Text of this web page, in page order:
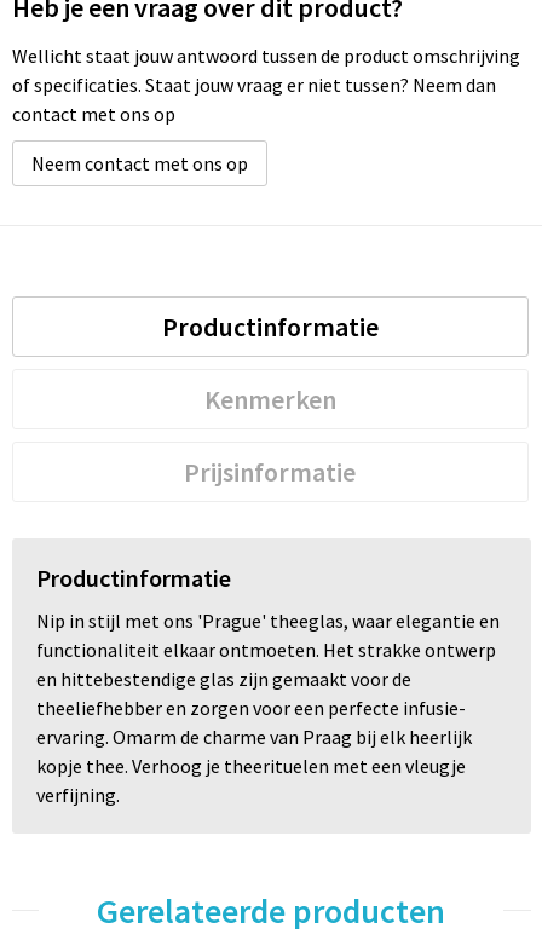
Heb je een vraag over dit product?
Wellicht staat jouw antwoord tussen de product omschrijving
of specificaties. Staat jouw vraag er niet tussen? Neem dan
contact met ons op
Neem contact met ons op
Productinformatie
Kenmerken
Prijsinformatie
Productinformatie
Nip in stijl met ons 'Prague' theeglas, waar elegantie en
functionaliteit elkaar ontmoeten. Het strakke ontwerp
en hittebestendige glas zijn gemaakt voor de
theeliefhebber en zorgen voor een perfecte infusie-
ervaring. Omarm de charme van Praag bij elk heerlijk
kopje thee. Verhoog je theerituelen met een vleugje
verfijning.
Gerelateerde producten